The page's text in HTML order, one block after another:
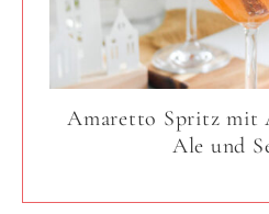
Amaretto Spritz mit
Ale und